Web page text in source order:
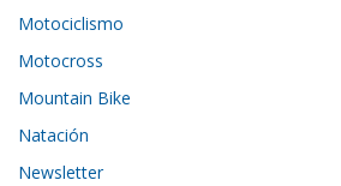
Motociclismo
Motocross
Mountain Bike
Natación
Newsletter